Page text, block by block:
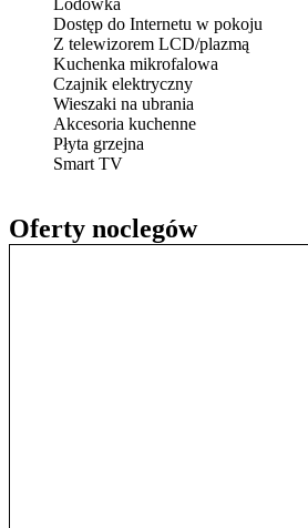
Oferty noclegów
Lodówka
Dostęp do Internetu w pokoju
Z telewizorem LCD/plazmą
Kuchenka mikrofalowa
Czajnik elektryczny
Wieszaki na ubrania
Akcesoria kuchenne
Płyta grzejna
Smart TV